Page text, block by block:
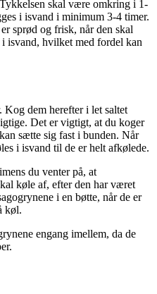
skal være omkring i 1-
i isvand i minimum 3-4 timer.
sprød og frisk, når den skal
isvand, hvilket med fordel kan
dem herefter i let saltet
Det er vigtigt, at du koger
sætte sig fast i bunden. Når
i isvand til de er helt afkølede.
du venter på, at
køle af, efter den har været
i en bøtte, når de er
køl.
engang imellem, da de